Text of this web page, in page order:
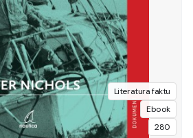
Literatura faktu
Ebook
280